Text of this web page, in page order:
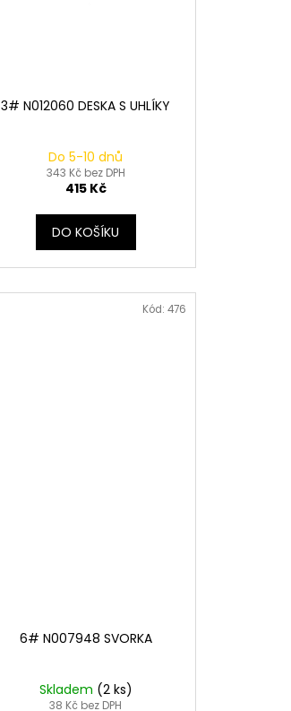
3# N012060 DESKA S UHLÍKY
Do 5-10 dnů
343 Kč bez DPH
415 Kč
DO KOŠÍKU
6# N007948 SVORKA
Skladem (2 ks)
38 Kč bez DPH
Kód: 476